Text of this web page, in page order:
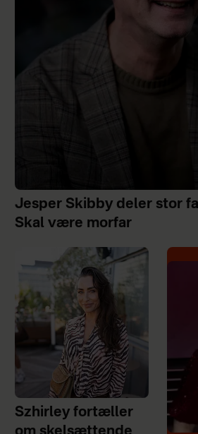
Jesper Skibby deler stor
Skal være morfar
Szhirley fortæller